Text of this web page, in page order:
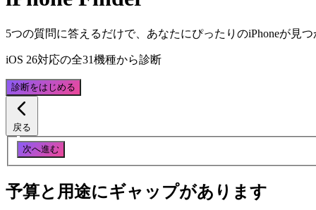
5つの質問に答えるだけで、あなたにぴったりのiPhoneが見つ
iOS 26対応の全31機種から診断
診断をはじめる
戻る
次へ進む
予算と用途にギャップがあります